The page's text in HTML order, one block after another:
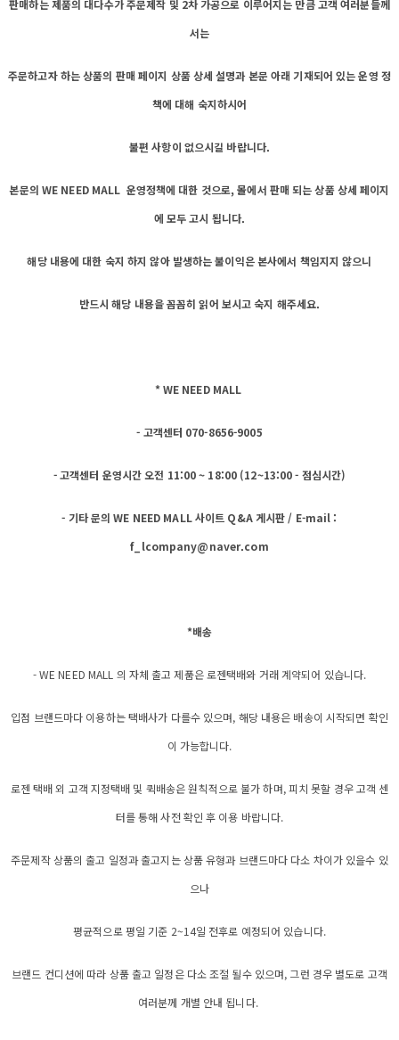
판매하는 제품의 대다수가 주문제작 및 2차 가공으로 이루어지는 만큼 고객 여러분들께
서는
주문하고자 하는 상품의 판매 페이지 상품 상세 설명과 본문 아래 기재되어 있는 운영 정
책에 대해 숙지하시어
불편 사항이 없으시길 바랍니다.
본문의 WE NEED MALL 운영정책에 대한 것으로, 몰에서 판매 되는 상품 상세 페이지
에 모두 고시 됩니다.
해당 내용에 대한 숙지 하지 않아 발생하는 불이익은 본사에서 책임지지 않으니
반드시 해당 내용을 꼼꼼히 읽어 보시고 숙지 해주세요.
* WE NEED MALL
- 고객센터 070-8656-9005
- 고객센터 운영시간 오전 11:00 ~ 18:00 (12~13:00 - 점심시간)
- 기타 문의 WE NEED MALL 사이트 Q&A 게시판 / E-mail :
f_lcompany@naver.com
*배송
- WE NEED MALL 의 자체 출고 제품은 로젠택배와 거래 계약되어 있습니다.
입점 브랜드마다 이용하는 택배사가 다를수 있으며, 해당 내용은 배송이 시작되면 확인
이 가능합니다.
로젠 택배 외 고객 지정택배 및 퀵배송은 원칙적으로 불가 하며, 피치 못할 경우 고객 센
터를 통해 사전 확인 후 이용 바랍니다.
주문제작 상품의 출고 일정과 출고지는 상품 유형과 브랜드마다 다소 차이가 있을수 있
으나
평균적으로 평일 기준 2~14일 전후로 예정되어 있습니다.
브랜드 컨디션에 따라 상품 출고 일정은 다소 조절 될수 있으며, 그런 경우 별도로 고객
여러분께 개별 안내 됩니다.